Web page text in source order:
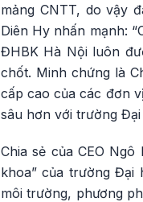
mảng CNTT, do vậy
Diên Hy nhấn mạnh:
ĐHBK Hà Nội luôn
chốt. Minh chứng là
cấp cao của các đơn
sâu hơn với trường
Chia sẻ của CEO
khoa” của trường
môi trường, phương